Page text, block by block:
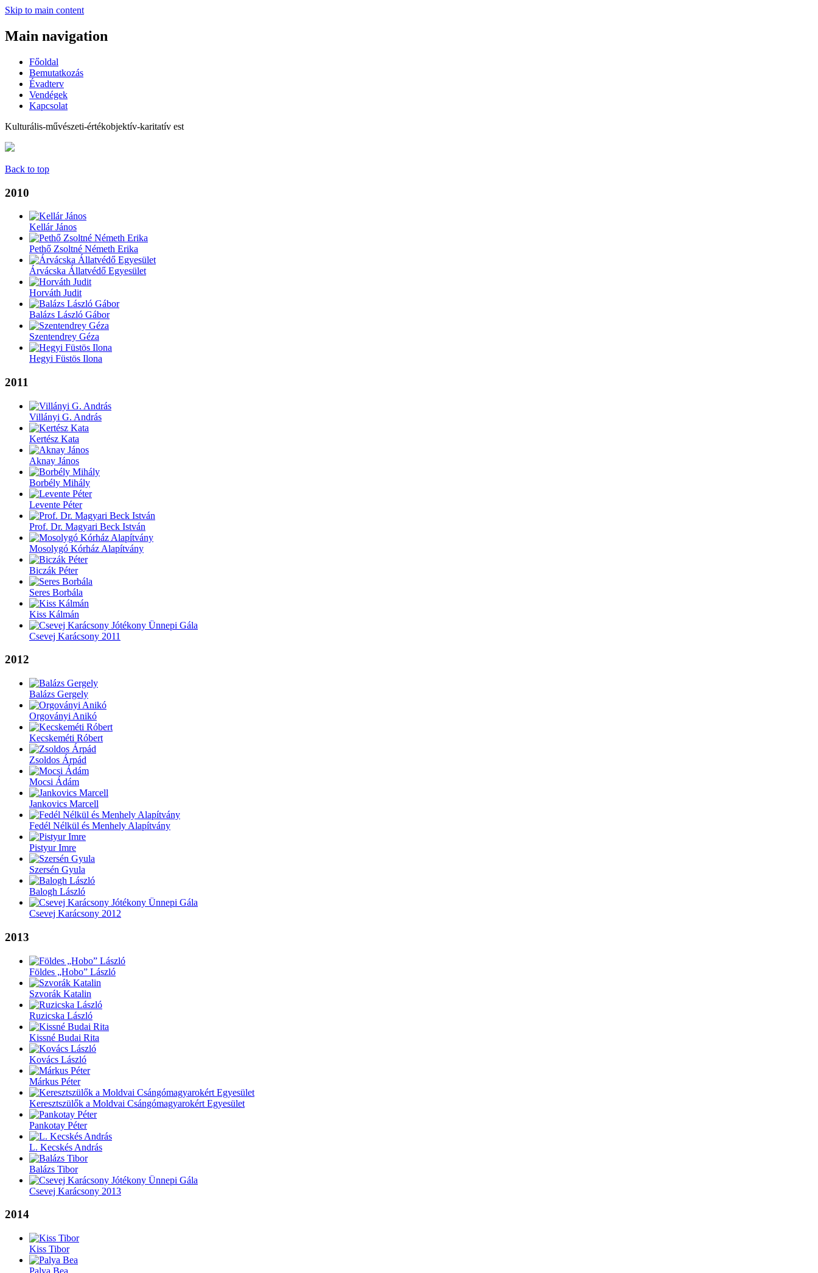
Skip to main content
Main navigation
Főoldal
Bemutatkozás
Évadterv
Vendégek
Kapcsolat
Kulturális-művészeti-értékobjektív-karitatív est
Back to top
2010
Kellár János
Pethő Zsoltné Németh Erika
Árvácska Állatvédő Egyesület
Horváth Judit
Balázs László Gábor
Szentendrey Géza
Hegyi Füstös Ilona
2011
Villányi G. András
Kertész Kata
Aknay János
Borbély Mihály
Levente Péter
Prof. Dr. Magyari Beck István
Mosolygó Kórház Alapítvány
Biczák Péter
Seres Borbála
Kiss Kálmán
Csevej Karácsony 2011
2012
Balázs Gergely
Orgoványi Anikó
Kecskeméti Róbert
Zsoldos Árpád
Mocsi Ádám
Jankovics Marcell
Fedél Nélkül és Menhely Alapítvány
Pistyur Imre
Szersén Gyula
Balogh László
Csevej Karácsony 2012
2013
Földes „Hobo” László
Szvorák Katalin
Ruzicska László
Kissné Budai Rita
Kovács László
Márkus Péter
Keresztszülők a Moldvai Csángómagyarokért Egyesület
Pankotay Péter
L. Kecskés András
Balázs Tibor
Csevej Karácsony 2013
2014
Kiss Tibor
Palya Bea